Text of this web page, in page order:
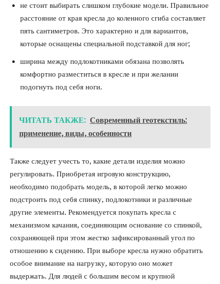
не стоит выбирать слишком глубокие модели. Правильное
расстояние от края кресла до коленного сгиба составляет
пять сантиметров. Это характерно и для вариантов,
которые оснащены специальной подставкой для ног;
ширина между подлокотниками обязана позволять
комфортно разместиться в кресле и при желании
подогнуть под себя ноги.
ЧИТАТЬ ТАКЖЕ: Современный геотекстиль:
применение, виды, особенности
Также следует учесть то, какие детали изделия можно
регулировать. Приобретая игровую конструкцию,
необходимо подобрать модель, в которой легко можно
подстроить под себя спинку, подлокотники и различные
другие элементы. Рекомендуется покупать кресла с
механизмом качания, соединяющим основание со спинкой,
сохраняющей при этом жестко зафиксированный угол по
отношению к сидению. При выборе кресла нужно обратить
особое внимание на нагрузку, которую оно может
выдержать. Для людей с большим весом и крупной